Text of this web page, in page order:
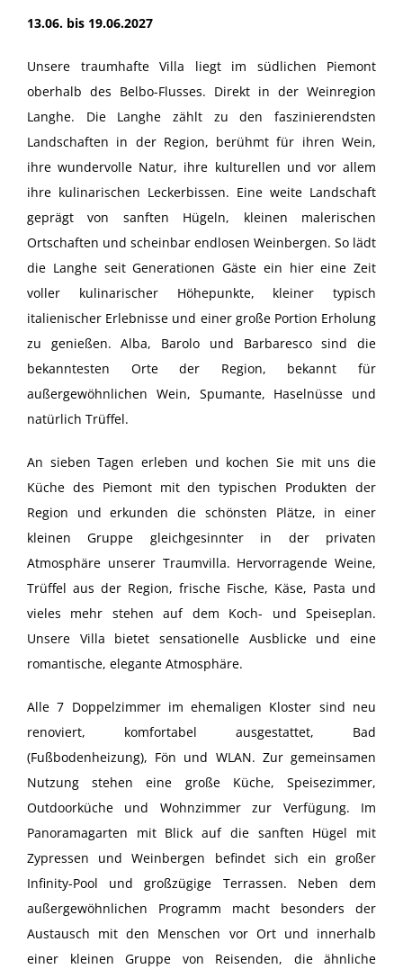
13.06. bis 19.06.2027
Unsere traumhafte Villa liegt im südlichen Piemont
oberhalb des Belbo-Flusses. Direkt in der Weinregion
Langhe. Die Langhe zählt zu den faszinierendsten
Landschaften in der Region, berühmt für ihren Wein,
ihre wundervolle Natur, ihre kulturellen und vor allem
ihre kulinarischen Leckerbissen. Eine weite Landschaft
geprägt von sanften Hügeln, kleinen malerischen
Ortschaften und scheinbar endlosen Weinbergen. So lädt
die Langhe seit Generationen Gäste ein hier eine Zeit
voller kulinarischer Höhepunkte, kleiner typisch
italienischer Erlebnisse und einer große Portion Erholung
zu genießen. Alba, Barolo und Barbaresco sind die
bekanntesten Orte der Region, bekannt für
außergewöhnlichen Wein, Spumante, Haselnüsse und
natürlich Trüffel.
An sieben Tagen erleben und kochen Sie mit uns die
Küche des Piemont mit den typischen Produkten der
Region und erkunden die schönsten Plätze, in einer
kleinen Gruppe gleichgesinnter in der privaten
Atmosphäre unserer Traumvilla. Hervorragende Weine,
Trüffel aus der Region, frische Fische, Käse, Pasta und
vieles mehr stehen auf dem Koch- und Speiseplan.
Unsere Villa bietet sensationelle Ausblicke und eine
romantische, elegante Atmosphäre.
Alle 7 Doppelzimmer im ehemaligen Kloster sind neu
renoviert, komfortabel ausgestattet, Bad
(Fußbodenheizung), Fön und WLAN. Zur gemeinsamen
Nutzung stehen eine große Küche, Speisezimmer,
Outdoorküche und Wohnzimmer zur Verfügung. Im
Panoramagarten mit Blick auf die sanften Hügel mit
Zypressen und Weinbergen befindet sich ein großer
Infinity-Pool und großzügige Terrassen. Neben dem
außergewöhnlichen Programm macht besonders der
Austausch mit den Menschen vor Ort und innerhalb
einer kleinen Gruppe von Reisenden, die ähnliche